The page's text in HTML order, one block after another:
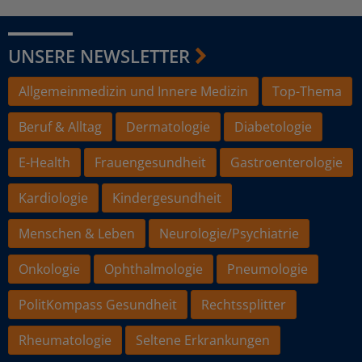
UNSERE NEWSLETTER
Allgemeinmedizin und Innere Medizin
Top-Thema
Beruf & Alltag
Dermatologie
Diabetologie
E-Health
Frauengesundheit
Gastroenterologie
Kardiologie
Kindergesundheit
Menschen & Leben
Neurologie/Psychiatrie
Onkologie
Ophthalmologie
Pneumologie
PolitKompass Gesundheit
Rechtssplitter
Rheumatologie
Seltene Erkrankungen